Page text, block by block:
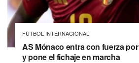
FÚTBOL INTERNACIONAL
AS Mónaco entra con fuerza
y pone el fichaje en marcha